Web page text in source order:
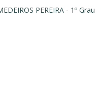
PEREIRA - 1º Grau